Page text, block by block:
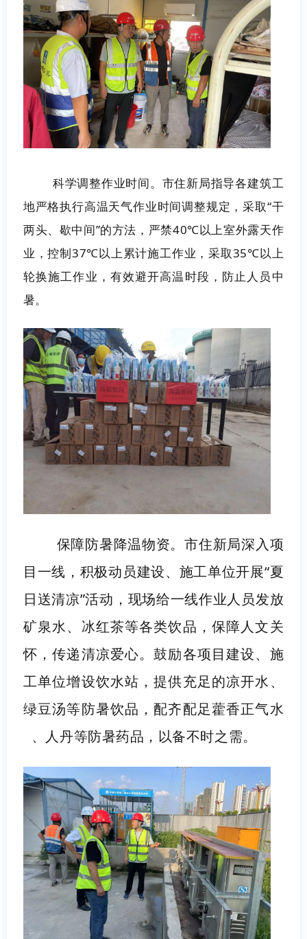
科学调整作业时间。市住新局指导各建筑工
地严格执行高温天气作业时间调整规定，采取“干
两头、歇中间”的方法，严禁40℃以上室外露天作
业，控制37℃以上累计施工作业，采取35℃以上
轮换施工作业，有效避开高温时段，防止人员中
暑。
保障防暑降温物资。市住新局深入项
目一线，积极动员建设、施工单位开展“夏
日送清凉”活动，现场给一线作业人员发放
矿泉水、冰红茶等各类饮品，保障人文关
怀，传递清凉爱心。鼓励各项目建设、施
工单位增设饮水站，提供充足的凉开水、
绿豆汤等防暑饮品，配齐配足藿香正气水
、人丹等防暑药品，以备不时之需。